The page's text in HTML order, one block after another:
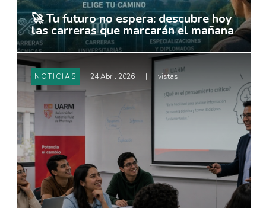
🚀 Tu futuro no espera: descubre hoy
las carreras que marcarán el mañana
NOTICIAS 24 Abril 2026 | vistas